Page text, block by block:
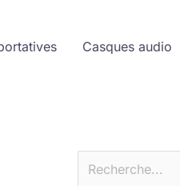
Casques audio